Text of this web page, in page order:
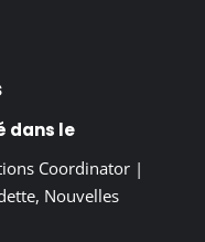
dans le
Coordinator|
, Nouvelles